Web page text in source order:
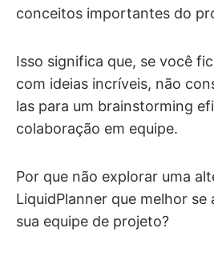
conceitos importantes do
Isso significa que, se você
com ideias incríveis, não
las para um brainstorming
colaboração em equipe.
Por que não explorar uma
LiquidPlanner que melhor se
sua equipe de projeto?